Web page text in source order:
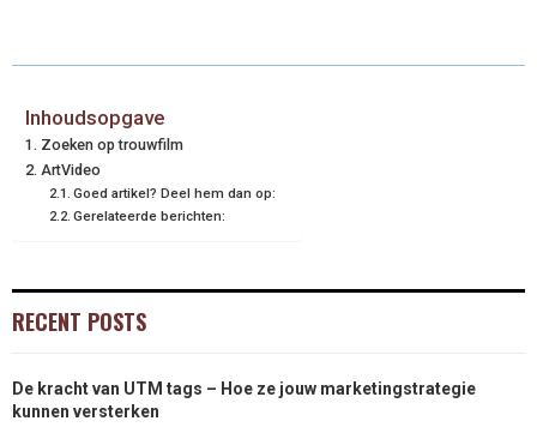
Inhoudsopgave
Zoeken op trouwfilm
ArtVideo
Goed artikel? Deel hem dan op:
Gerelateerde berichten:
RECENT POSTS
De kracht van UTM tags – Hoe ze jouw marketingstrategie
kunnen versterken